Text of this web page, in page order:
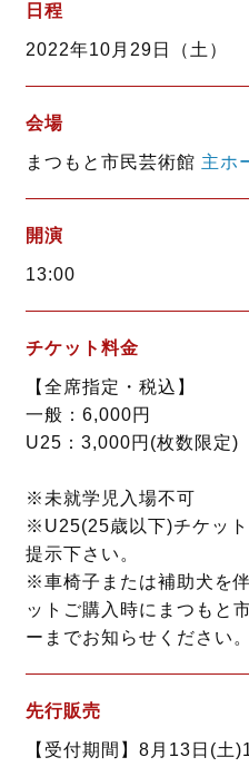
日程
2022年10月29日（土）
会場
まつもと市民芸術館 主ホ
開演
13:00
チケット料金
【全席指定・税込】
一般：6,000円
U25：3,000円(枚数限定)
※未就学児入場不可
※U25(25歳以下)チケッ
提示下さい。
※車椅子または補助犬を
ットご購入時にまつもと
ーまでお知らせください。
先行販売
【受付期間】8月13日(